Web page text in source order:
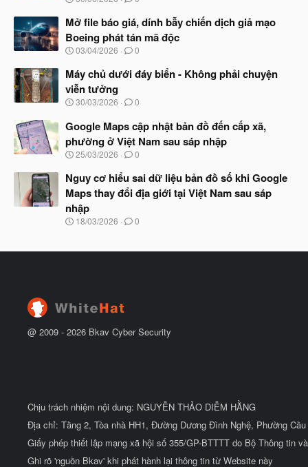
đ
ầ
u
à
b
ắ
đ
ầ
u
Mở file báo giá, dính bẫy chiến dịch giả mạo
Boeing phát tán mã độc
N
à
y
b
ắ
đ
ầ
u
03/04/2026 0
Máy chủ dưới đáy biển - Không phải chuyện
viễn tưởng
N
à
y
b
ắ
đ
ầ
u
30/03/2026 0
Google Maps cập nhật bản đồ đến cấp xã,
phường ở Việt Nam sau sáp nhập
N
à
y
b
ắ
t
u
25/03/2026 0
Nguy cơ hiểu sai dữ liệu bản đồ số khi Google
Maps thay đổi địa giới tại Việt Nam sau sáp
nhập
N
y
ầ
18/03/2026 0
@ 2009 - 2026 Bkav Cyber Security
Chịu trách nhiệm nội dung: NGUYỄN THẢO DIỄM HẰNG
Địa chỉ: Tầng 2, Tòa nhà HH1, Đường Dương Đình Nghệ, Phường
Giấy phép thiết lập mạng xã hội số 355/GP-BTTTT do Bộ Thông tin
Ghi rõ 'nguồn Bkav' khi phát hành lại thông tin từ Website này